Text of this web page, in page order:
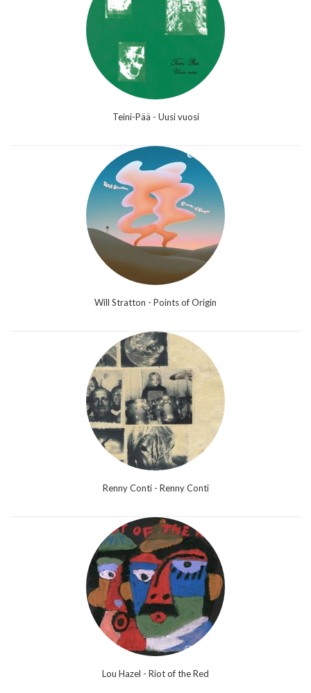
Teini-Pää - Uusi vuosi
Will Stratton - Points of Origin
Renny Conti - Renny Conti
Lou Hazel - Riot of the Red